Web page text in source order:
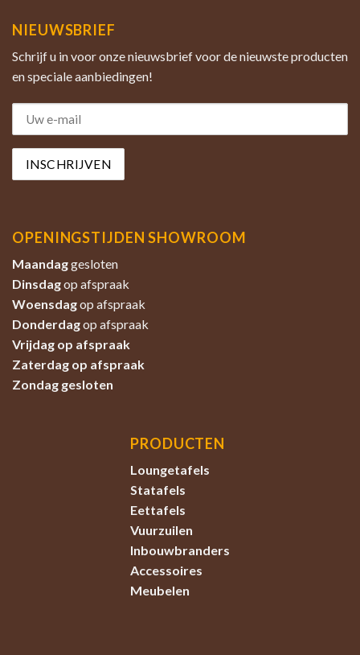
NIEUWSBRIEF
Schrijf u in voor onze nieuwsbrief voor de nieuwste producten
en speciale aanbiedingen!
OPENINGSTIJDEN SHOWROOM
Maandaggesloten
Dinsdagop afspraak
Woensdagop afspraak
Donderdagop afspraak
Vrijdag op afspraak
Zaterdag op afspraak
Zondag gesloten
PRODUCTEN
Loungetafels
Statafels
Eettafels
Vuurzuilen
Inbouwbranders
Accessoires
Meubelen